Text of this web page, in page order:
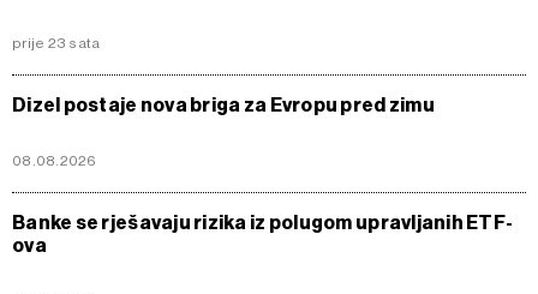
prije 23 sata
Dizel postaje nova briga za Evropu pred zimu
08.08.2026
Banke se rješavaju rizika iz polugom upravljanih ETF-
ova